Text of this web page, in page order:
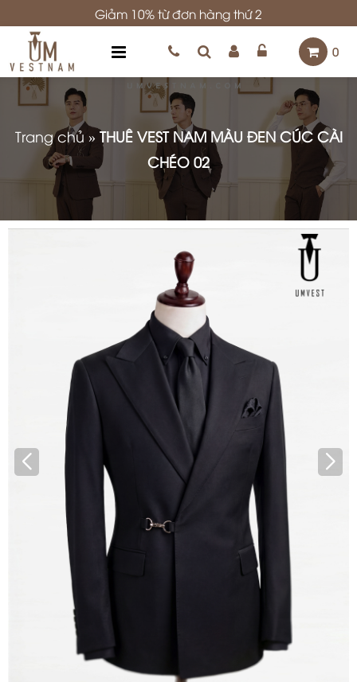
Giảm 10% từ đơn hàng thứ 2
0
Trang chủ » THUÊ VEST NAM MÀU ĐEN CÚC CÀI
CHÉO 02